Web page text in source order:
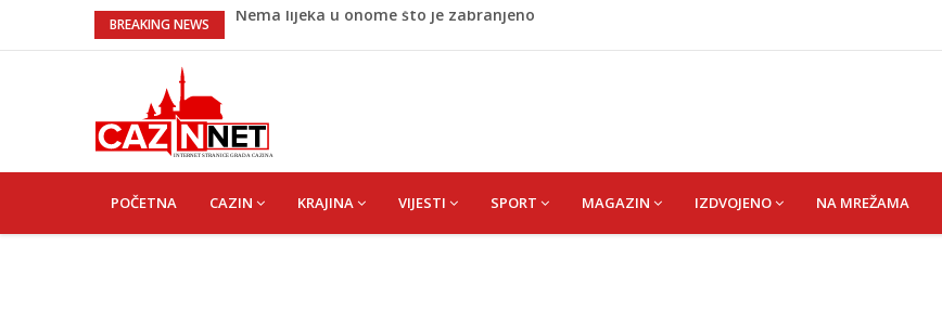
BREAKING NEWS
Umjetnost usporenosti – Kako savladati "spori vikend" i zaista se odmoriti
Maloljetnik u policijskoj stanici napao policajca i oštetio vrata
Nema lijeka u onome što je zabranjeno
NAVIGATION
POČETNA CAZIN KRAJINA VIJESTI SPORT MAGAZIN IZDVOJENO NA MREŽAMA